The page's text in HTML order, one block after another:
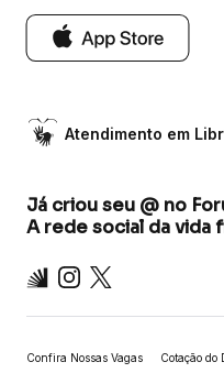
Atendimento em
Já criou seu @ no
A rede social da vida
Inter Instagram
X
Confira Nossas Vagas Cotação do